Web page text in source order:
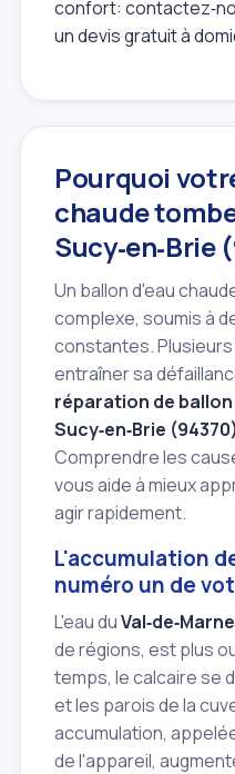
confort:
un devis gratuit à
Pourquoi
chaude
Sucy‑en‑Brie
Un ballon d'eau
complexe, soumis à
constantes.
entraîner sa
réparation de
Sucy‑en‑Brie (94370)
Comprendre les
vous aide à mieux
agir rapidement.
L'accumulation
numéro un de
L'eau duVal‑de‑Marne
de régions, est plus
temps, le calcaire se
et les parois de la
accumulation,
de l'appareil,